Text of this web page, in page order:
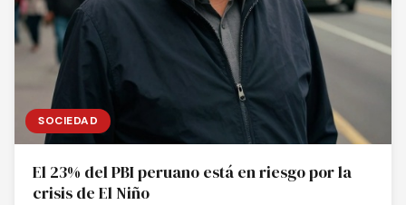
SOCIEDAD
El 23% del PBI peruano está en riesgo por la
crisis de El Niño